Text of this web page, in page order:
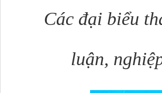
Các đại biểu
luận,